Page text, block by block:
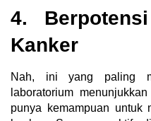
4.
Kanker
Nah, ini yang paling
laboratorium
punya kemampuan untuk